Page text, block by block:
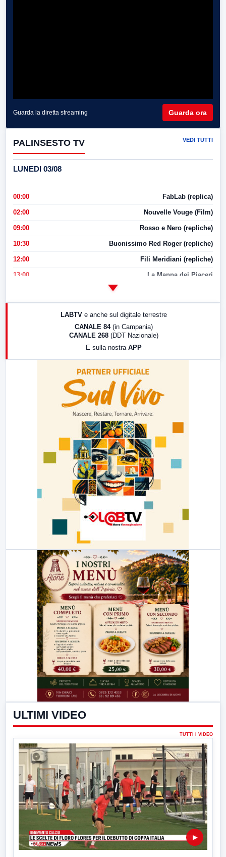
Guarda la diretta streaming Guarda ora
PALINSESTO TV VEDI TUTTI
LUNEDI 03/08
00:00 FabLab (replica)
02:00 Nouvelle Vouge (Film)
09:00 Rosso e Nero (repliche)
10:30 Buonissimo Red Roger (repliche)
12:00 Fili Meridiani (repliche)
13:00 La Mappa dei Piaceri
LABTV e anche sul digitale terrestre
CANALE 84 (in Campania)
CANALE 268 (DDT Nazionale)
E sulla nostra APP
ULTIMI VIDEO
TUTTI I VIDEO
▶